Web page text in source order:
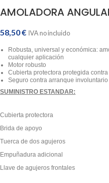
AMOLADORA
58,50€ IVA no incluido
Robusta, universal y económica:
cualquier aplicación
Motor robusto
Cubierta protectora protegida contra
Seguro contra arranque
SUMINISTRO ESTANDAR:
Cubierta protectora
Brida de apoyo
Tuerca de dos agujeros
Empuñadura adicional
Llave de agujeros frontales